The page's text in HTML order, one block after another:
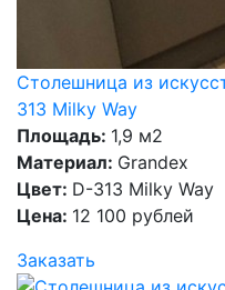
Столешница из
313 Milky Way
Площадь: 1,9 м2
Материал: Grandex
Цвет: D-313 Milky Way
Цена: 12 100 рублей
Заказать